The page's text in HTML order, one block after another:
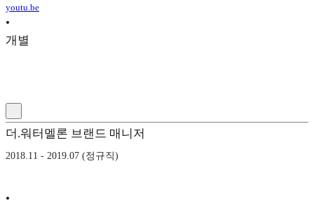
youtu.be
•
개별
더.워터멜론 브랜드 매니저
2018.11 - 2019.07 (정규직)
•